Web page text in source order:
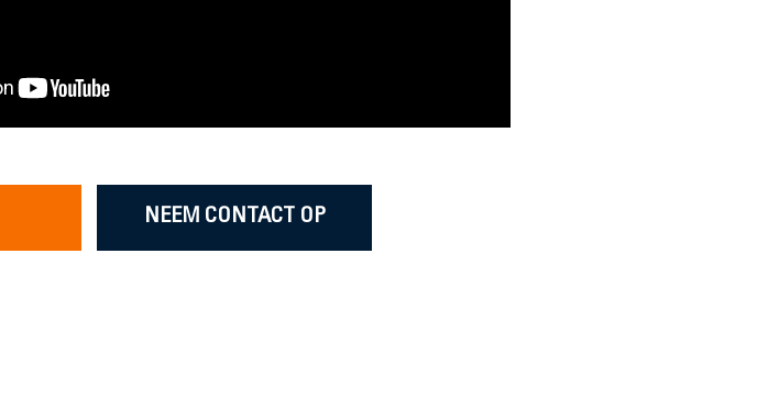
NEEM CONTACT OP